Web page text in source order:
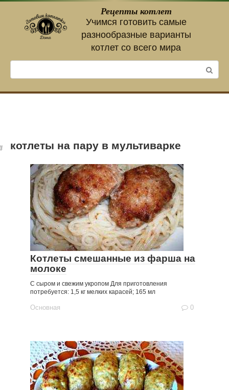
контенту
Рецепты котлет
Учимся готовить самые
разнообразные варианты
котлет со всего мира
котлеты на пару в мультиварке
Котлеты смешанные из фарша на
молоке
С сыром и свежим укропом Для приготовления
потребуется: 1,5 кг мелких карасей; 165 мл
Основная 0